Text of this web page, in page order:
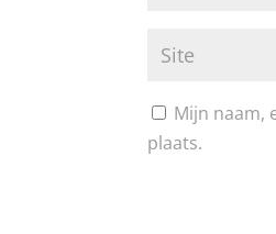
Mijn naam,
plaats.